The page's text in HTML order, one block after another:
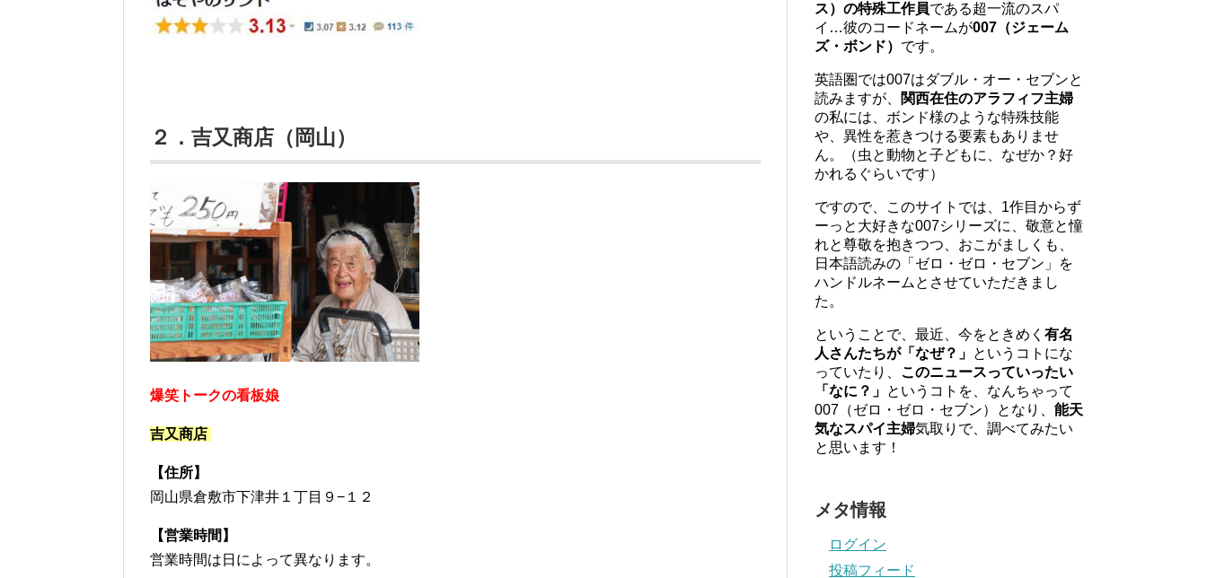
２．吉又商店（岡山）
爆笑トークの看板娘
吉又商店
【住所】
岡山県倉敷市下津井１丁目９−１２
【営業時間】
営業時間は日によって異なります。
ス）の特殊工作員である超一流のスパ
イ…彼のコードネームが007（ジェーム
ズ・ボンド） です。
英語圏では007はダブル・オー・セブンと
読みますが、
関西在住のアラフィフ主婦
の私には、ボンド様のような特殊技能
や、異性を惹きつける要素もありませ
ん。（虫と動物と子どもに、なぜか？好
かれるぐらいです）
ですので、このサイトでは、1作目からず
ーっと大好きな007シリーズに、敬意と憧
れと尊敬を抱きつつ、おこがましくも、
日本語読みの「ゼロ・ゼロ・セブン」を
ハンドルネームとさせていただきまし
た。
ということで、最近、今をときめく 有名
人さんたちが「なぜ？」 というコトにな
っていたり、 このニュースっていったい
「なに？」 というコトを、なんちゃって
007（ゼロ・ゼロ・セブン）となり、 能天
気なスパイ主婦気取りで、調べてみたい
と思います！
メタ情報
ログイン
投稿フィード